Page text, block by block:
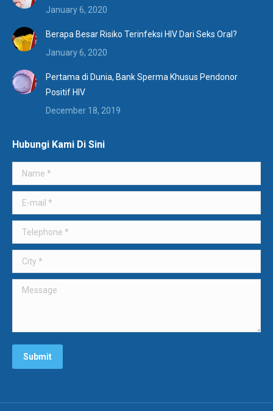
January 6, 2020
Berapa Besar Risiko Terinfeksi HIV Dari Seks Oral?
January 6, 2020
Pertama di Dunia, Bank Sperma Khusus Pendonor
Positif HIV
December 18, 2019
Hubungi Kami Di Sini
Name *
E-mail *
Telephone *
City *
Message
Submit